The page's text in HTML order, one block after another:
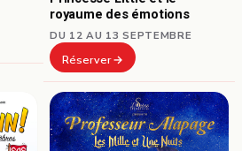
royaume des émotions
DU 12 AU 13 SEPTEMBRE
Réserver